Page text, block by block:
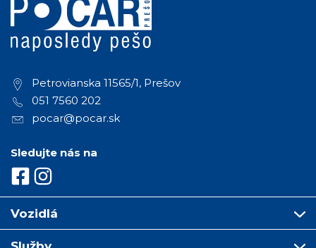
Petrovianska 11565/1, Prešov
051 7560 202
pocar@pocar.sk
Sledujte nás na
Vozidlá